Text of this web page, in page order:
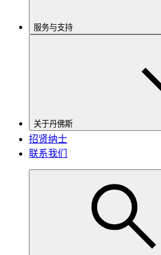
服务与支持
关于丹佛斯
招贤纳士
联系我们